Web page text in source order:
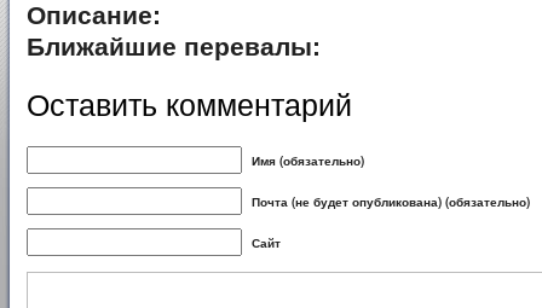
Описание:
Ближайшие перевалы:
Оставить комментарий
Имя (обязательно)
Почта (не будет опубликована) (обязательно)
Сайт